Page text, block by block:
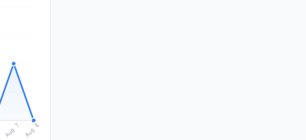
Aug 7 Aug 8